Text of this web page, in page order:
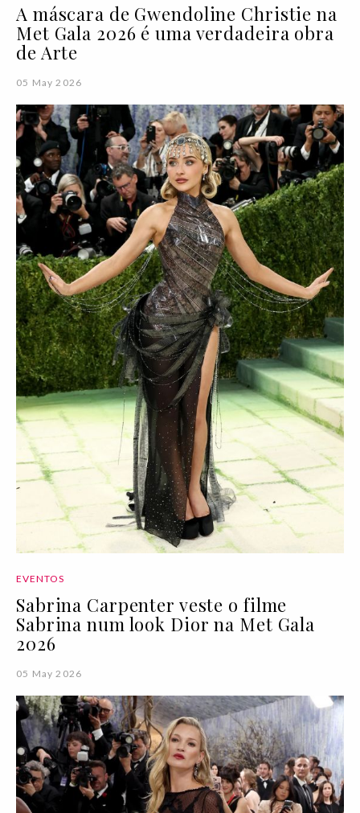
A máscara de Gwendoline Christie na
Met Gala 2026 é uma verdadeira obra
de Arte
05 May 2026
EVENTOS
Sabrina Carpenter veste o filme
Sabrina num look Dior na Met Gala
2026
05 May 2026